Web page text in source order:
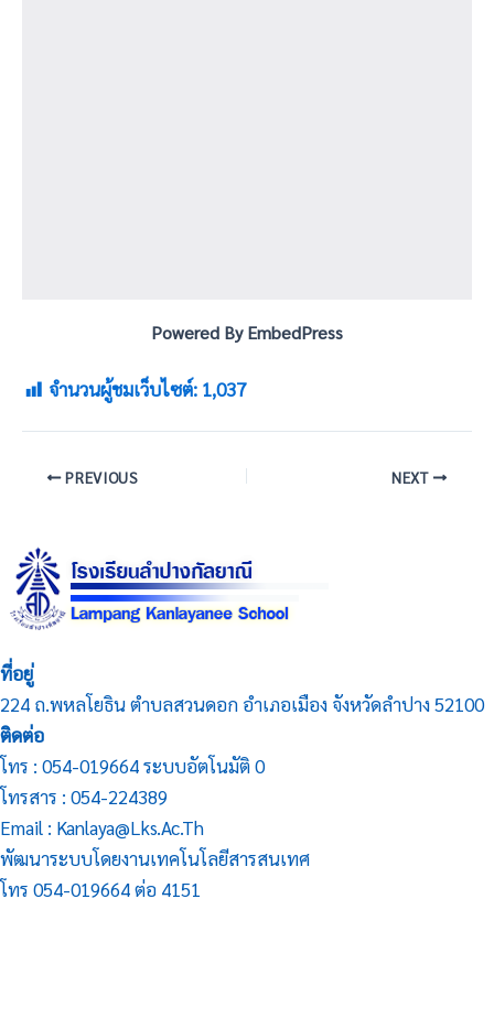
Powered By EmbedPress
จำนวนผู้ชมเว็บไซต์: 1,037
PREVIOUS NEXT
ที่อยู่
224 ถ.พหลโยธิน ตำบลสวนดอก อำเภอเมือง จังหวัดลำปาง 52100
ติดต่อ
โทร : 054-019664 ระบบอัตโนมัติ 0
โทรสาร : 054-224389
Email : Kanlaya@lks.ac.th
พัฒนาระบบโดยงานเทคโนโลยีสารสนเทศ
โทร 054-019664 ต่อ 4151